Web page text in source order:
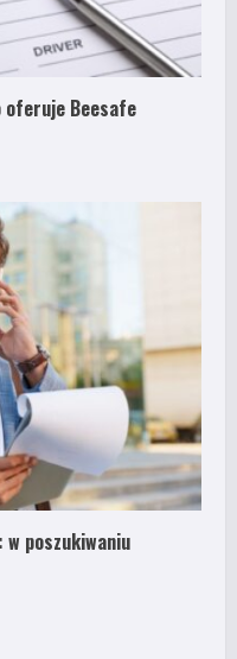
oferuje Beesafe
poszukiwaniu